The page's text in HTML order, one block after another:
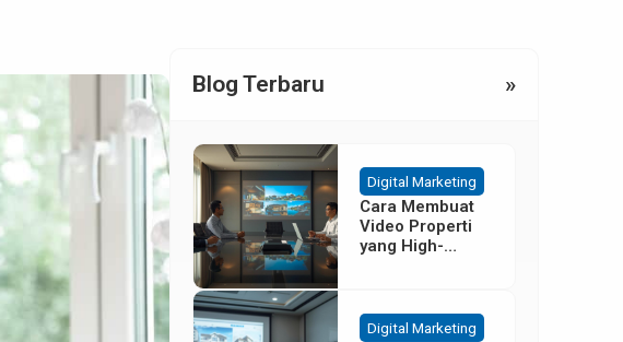
Blog Terbaru »
Digital Marketing
Cara Membuat
Video Properti
yang High-
Digital Marketing